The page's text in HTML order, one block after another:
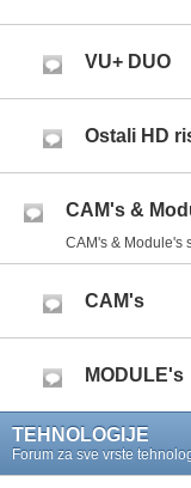
VU+ DUO
Ostali HD
CAM's &
CAM's & Module's
CAM's
MODULE's
TEHNOLOGIJE
Forum za sve vrste